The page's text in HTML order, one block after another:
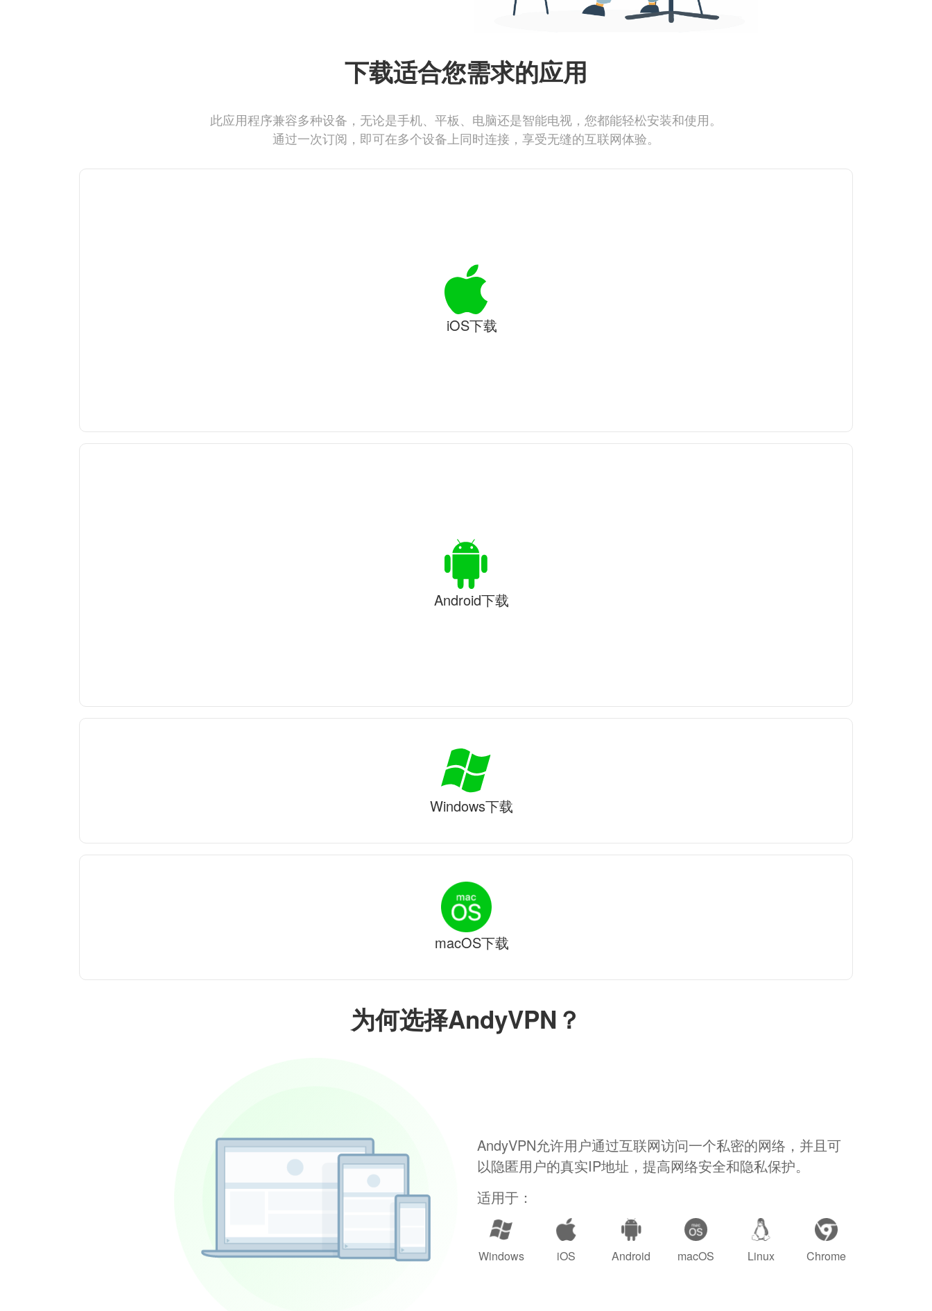
为何选择AndyVPN？
AndyVPN允许用户通过互联网访问一个私密的网络，并且可
以隐匿用户的真实IP地址，提高网络安全和隐私保护。
适用于：
Windows iOS Android macOS Linux Chrome
下载适合您需求的应用
此应用程序兼容多种设备，无论是手机、平板、电脑还是智能电视，您都能轻松安装和使用。
通过一次订阅，即可在多个设备上同时连接，享受无缝的互联网体验。
iOS下载
Android下载
Windows下载
macOS下载